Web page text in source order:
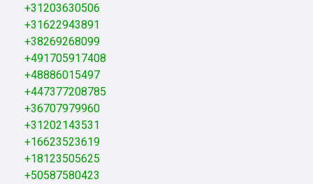
+31203630506
+31622943891
+38269268099
+491705917408
+48886015497
+447377208785
+36707979960
+31202143531
+16623523619
+18123505625
+50587580423